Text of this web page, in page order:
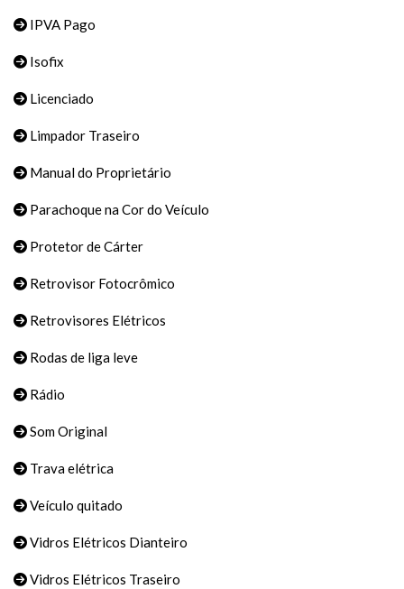
IPVA Pago
Isofix
Licenciado
Limpador Traseiro
Manual do Proprietário
Parachoque na Cor do Veículo
Protetor de Cárter
Retrovisor Fotocrômico
Retrovisores Elétricos
Rodas de liga leve
Rádio
Som Original
Trava elétrica
Veículo quitado
Vidros Elétricos Dianteiro
Vidros Elétricos Traseiro